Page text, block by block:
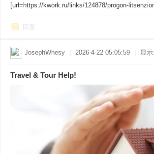
[url=https://kwork.ru/links/124878/progon-
回复
JosephWhesy 2026-4-22 05:05:59 显
Travel & Tour Help!